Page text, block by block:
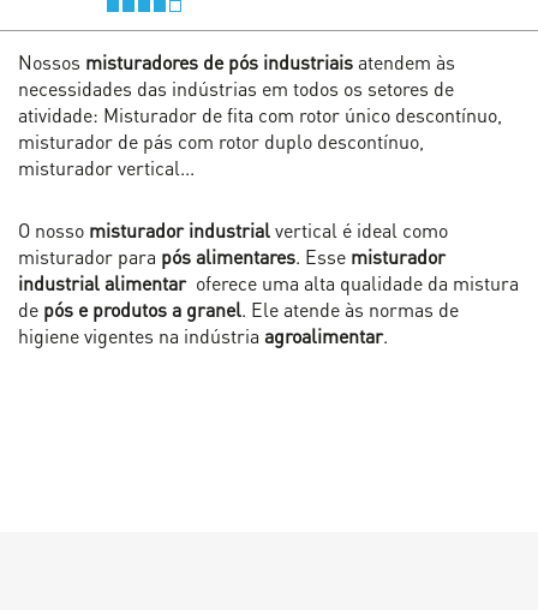
Nossos misturadores de pós industriaisatendem às
necessidades das indústrias em todos os setores de
atividade: Misturador de fita com rotor único descontínuo,
misturador de pás com rotor duplo descontínuo,
misturador vertical...
O nosso misturador industrialvertical é ideal como
misturador para pós alimentares. Esse misturador
industrial alimentar oferece uma alta qualidade da mistura
de pós e produtos a granel. Ele atende às normas de
higiene vigentes na indústria agroalimentar.